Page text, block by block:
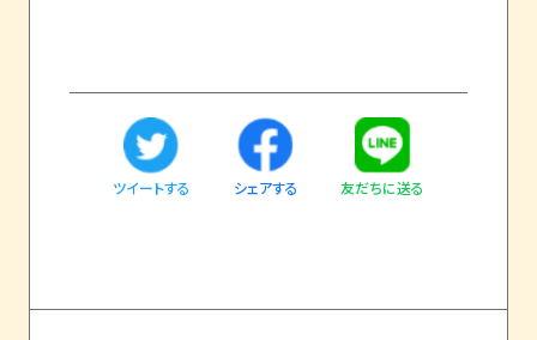
ツイートする シェアする 友だちに送る